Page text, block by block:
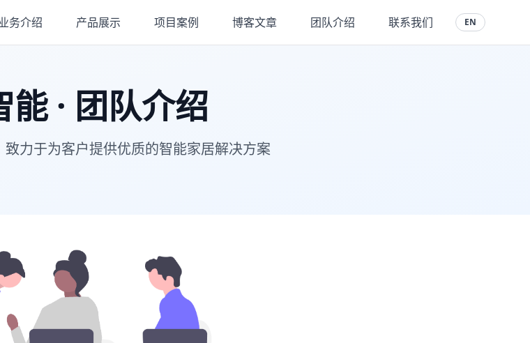
务介绍 产品展示 项目案例 博客文章 团队介绍 联系我们 EN
能 · 团队介绍
力于为客户提供优质的智能家居解决方案